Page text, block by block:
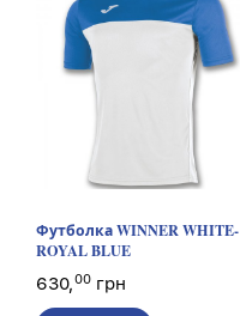
Футболка WINNER WHITE-
ROYAL BLUE
630,00 грн